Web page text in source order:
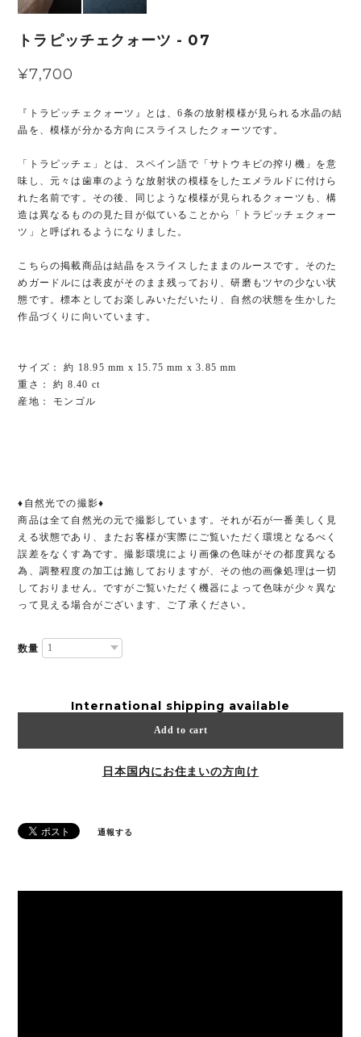
トラピッチェクォーツ - 07
¥7,700
『トラピッチェクォーツ』とは、6条の放射模様が見られる水晶の結
晶を、模様が分かる方向にスライスしたクォーツです。
「トラピッチェ」とは、スペイン語で「サトウキビの搾り機」を意
味し、元々は歯車のような放射状の模様をしたエメラルドに付けら
れた名前です。その後、同じような模様が見られるクォーツも、構
造は異なるものの見た目が似ていることから「トラピッチェクォー
ツ」と呼ばれるようになりました。
こちらの掲載商品は結晶をスライスしたままのルースです。そのた
めガードルには表皮がそのまま残っており、研磨もツヤの少ない状
態です。標本としてお楽しみいただいたり、自然の状態を生かした
作品づくりに向いています。
サイズ： 約 18.95 mm x 15.75 mm x 3.85 mm
重さ： 約 8.40 ct
産地： モンゴル
♦︎自然光での撮影♦︎
商品は全て自然光の元で撮影しています。それが石が一番美しく見
える状態であり、またお客様が実際にご覧いただく環境となるべく
誤差をなくす為です。撮影環境により画像の色味がその都度異なる
為、調整程度の加工は施しておりますが、その他の画像処理は一切
しておりません。ですがご覧いただく機器によって色味が少々異な
って見える場合がございます、ご了承ください。
数量
International shipping available
Add to cart
日本国内にお住まいの方向け
通報する